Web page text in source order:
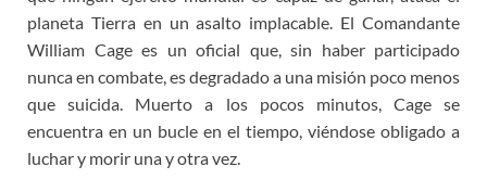
planeta Tierra en un asalto implacable. El Comandante
William Cage es un oficial que, sin haber participado
nunca en combate, es degradado a una misión poco menos
que suicida. Muerto a los pocos minutos, Cage se
encuentra en un bucle en el tiempo, viéndose obligado a
luchar y morir una y otra vez.